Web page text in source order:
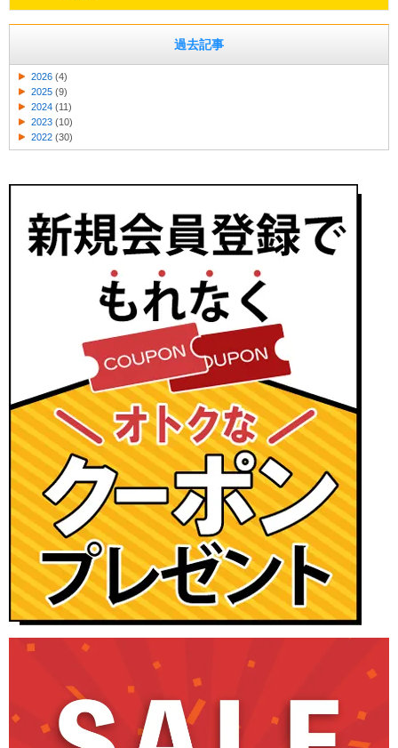
過去記事
2026 (4)
2025 (9)
2024 (11)
2023 (10)
2022 (30)